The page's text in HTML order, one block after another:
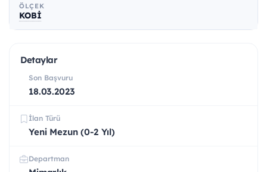
ÖLÇEK
KOBİ
Detaylar
Son Başvuru
18.03.2023
İlan Türü
Yeni Mezun (0-2 Yıl)
Departman